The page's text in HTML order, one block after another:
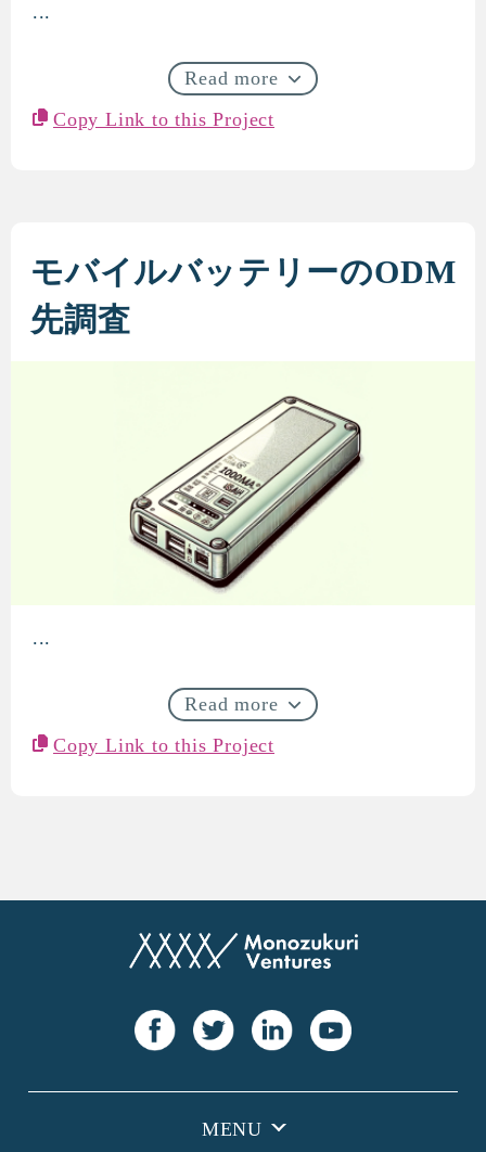
HMDの開発
...
Read more
Copy Link to this Project
モバイルバッテリーのODM
先調査
モバイルバッテリーのODM
...
Read more
Copy Link to this Project